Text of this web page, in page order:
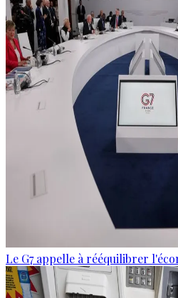
Le G7 appelle à rééquilibrer